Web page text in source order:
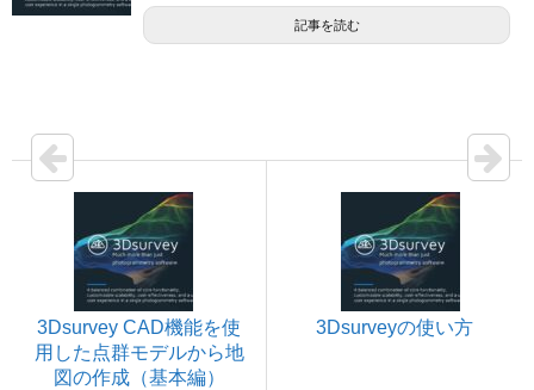
記事を読む
3Dsurvey CAD機能を使
用した点群モデルから地
図の作成（基本編）
3Dsurveyの使い方